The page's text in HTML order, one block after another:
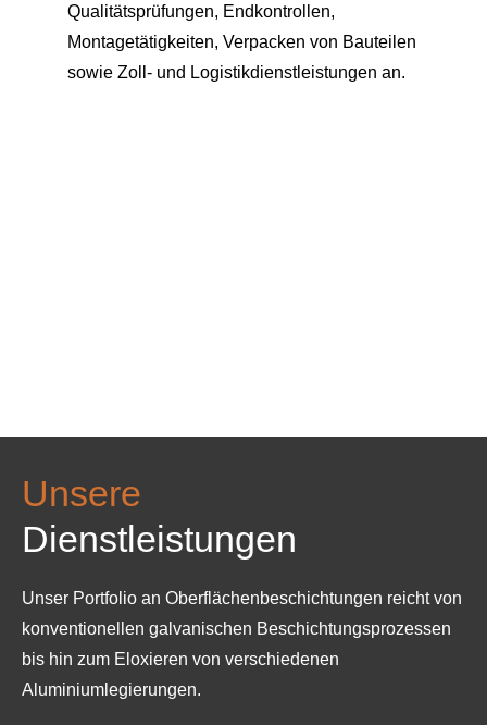
Qualitätsprüfungen, Endkontrollen,
Montagetätigkeiten, Verpacken von Bauteilen
sowie Zoll- und Logistikdienstleistungen an.
Unsere
Dienstleistungen
Unser Portfolio an Oberflächenbeschichtungen reicht von
konventionellen galvanischen Beschichtungsprozessen
bis hin zum Eloxieren von verschiedenen
Aluminiumlegierungen.